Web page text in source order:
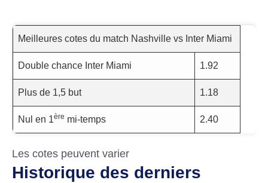
Meilleures cotes du match Nashville vs Inter Miami
Double chance Inter Miami 1.92
Plus de 1,5 but 1.18
Nul en 1ère mi-temps 2.40
Les cotes peuvent varier
Historique des derniers